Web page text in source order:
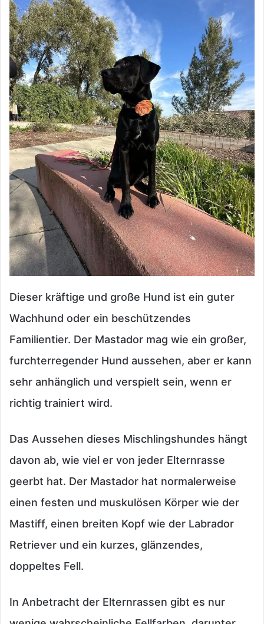
Dieser kräftige und große Hund ist ein guter
Wachhund oder ein beschützendes
Familientier. Der Mastador mag wie ein großer,
furchterregender Hund aussehen, aber er kann
sehr anhänglich und verspielt sein, wenn er
richtig trainiert wird.
Das Aussehen dieses Mischlingshundes hängt
davon ab, wie viel er von jeder Elternrasse
geerbt hat. Der Mastador hat normalerweise
einen festen und muskulösen Körper wie der
Mastiff, einen breiten Kopf wie der Labrador
Retriever und ein kurzes, glänzendes,
doppeltes Fell.
In Anbetracht der Elternrassen gibt es nur